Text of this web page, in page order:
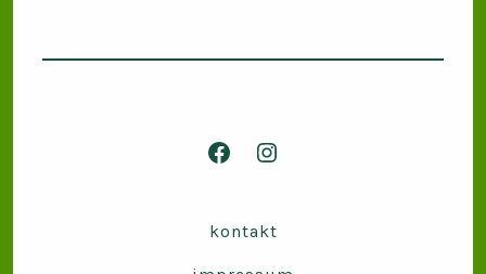
Facebook
neuem
Instagram
neuem
kontakt